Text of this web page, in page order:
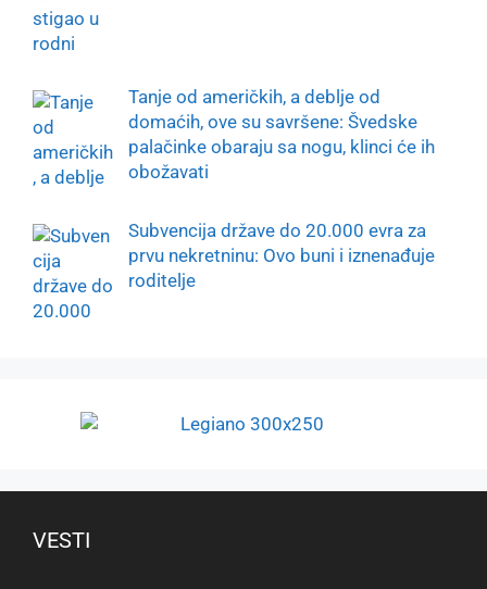
Tanje od američkih, a deblje od
domaćih, ove su savršene: Švedske
palačinke obaraju sa nogu, klinci će ih
obožavati
Subvencija države do 20.000 evra za
prvu nekretninu: Ovo buni i iznenađuje
roditelje
VESTI